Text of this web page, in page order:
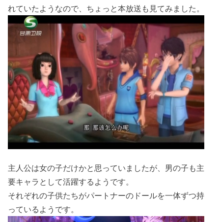
れていたようなので、ちょっと本放送も見てみました。
主人公は女の子だけかと思っていましたが、男の子も主
要キャラとして活躍するようです。
それぞれの子供たちがパートナーのドールを一体ずつ持
っているようです。